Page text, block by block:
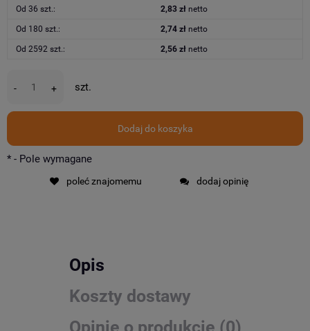
Od 36 szt.: 2,83 złnetto
Od 180 szt.: 2,74 złnetto
Od 2592 szt.: 2,56 złnetto
- + szt.
Dodaj do koszyka
* - Pole wymagane
poleć znajomemu dodaj opinię
Opis
Koszty dostawy
Opinie o produkcie (0)